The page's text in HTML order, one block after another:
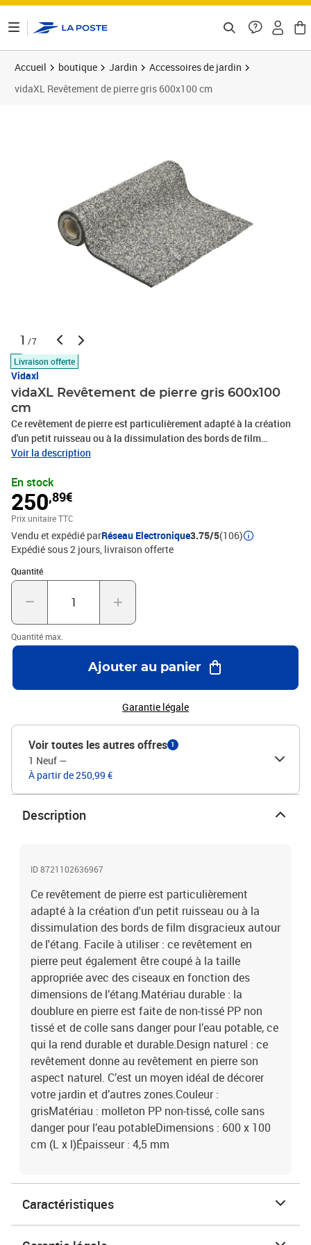
Accueil boutique Jardin
Accessoires de jardin
vidaXL Revêtement de pierre gris 600x100 cm
1 /7
Livraison offerte
Vidaxl
vidaXL Revêtement de pierre gris 600x100
cm
Ce revêtement de pierre est particulièrement adapté à la création
d'un petit ruisseau ou à la dissimulation des bords de film
disgracieux autour de l'étang. Facile à utiliser : ce revêtement en
ciseaux en fonction des dimensions de l’étang.Matériau durable :
la doublure en pierre est faite de non-tissé PP non tissé et de colle
sans danger pour l’eau potable, ce qui la rend durable et
durable.Design naturel : ce revêtement donne au revêtement en
pierre son aspect naturel. C’est un moyen idéal de décorer votre
jardin et d’autres zones.Couleur : grisMatériau : molleton PP non-
tissé, colle sans danger pour l’eau potableDimensions : 600 x 100
cm (L x l)Épaisseur : 4,5 mm
Voir la description
En stock
250,89€
Prix unitaire TTC
Vendu et expédié parRéseau Electronique3.75/5(106)
Expédié sous 2 jours livraison offerte
Quantité
Quantité : 1
Quantité max.
Ajouter au panier
Garantie légale
Voir toutes les autres offres 1
1 Neuf —
À partir de 250,99 €
Description
ID 8721102636967
Ce revêtement de pierre est particulièrement
adapté à la création d'un petit ruisseau ou à la
dissimulation des bords de film disgracieux autour
de l'étang. Facile à utiliser : ce revêtement en
pierre peut également être coupé à la taille
appropriée avec des ciseaux en fonction des
dimensions de l’étang.Matériau durable : la
doublure en pierre est faite de non-tissé PP non
tissé et de colle sans danger pour l’eau potable, ce
qui la rend durable et durable.Design naturel : ce
revêtement donne au revêtement en pierre son
aspect naturel. C’est un moyen idéal de décorer
votre jardin et d’autres zones.Couleur :
grisMatériau : molleton PP non-tissé, colle sans
danger pour l’eau potableDimensions : 600 x 100
cm (L x l)Épaisseur : 4,5 mm
Caractéristiques